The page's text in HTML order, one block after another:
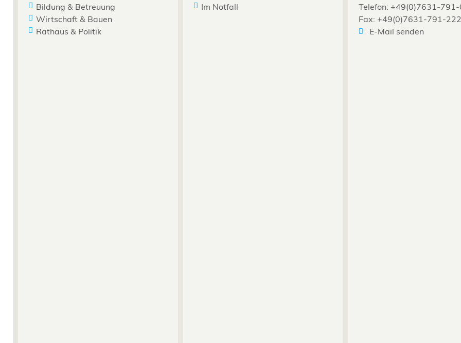
Bildung & Betreuung
Wirtschaft & Bauen
Rathaus & Politik
Im Notfall
Telefon: +49(0)7631-
Fax: +49(0)7631-791-222
E-Mail senden